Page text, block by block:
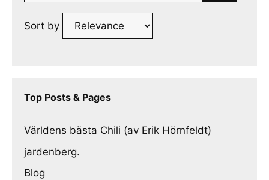
Sort by
Top Posts & Pages
Världens bästa Chili (av Erik Hörnfeldt)
jardenberg.
Blog